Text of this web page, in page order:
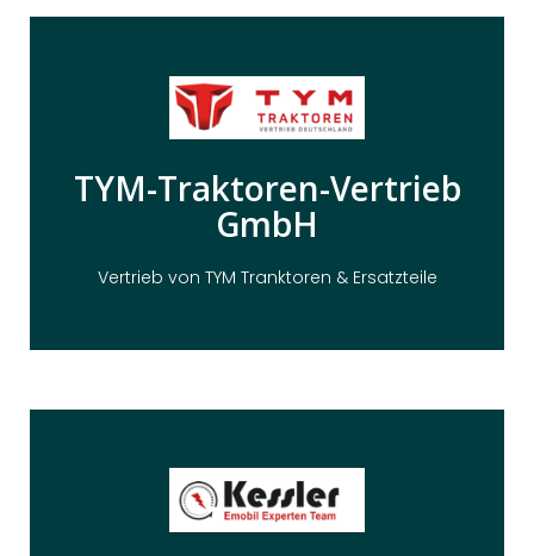
TYM-Traktoren-Vertrieb
GmbH
Vertrieb von TYM Tranktoren & Ersatzteile
LAMBORGHINIG. Realisiert mit TechParts für
Shopware 6
Hier Klicken
Hier Klicken